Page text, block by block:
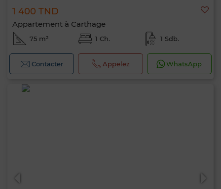
1 400 TND
Appartement à Carthage
75 m² 1 Ch. 1 Sdb.
Contacter Appelez WhatsApp